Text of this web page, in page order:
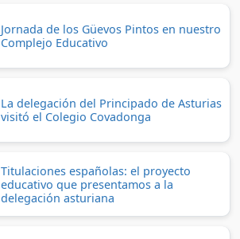
Jornada de los Güevos Pintos en nuestro
Complejo Educativo
La delegación del Principado de Asturias
visitó el Colegio Covadonga
Titulaciones españolas: el proyecto
educativo que presentamos a la
delegación asturiana